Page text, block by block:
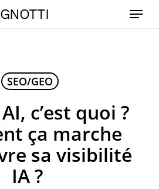
Menu
SEO/GEO
c’est quoi ?
ça marche
sa visibilité
IA ?